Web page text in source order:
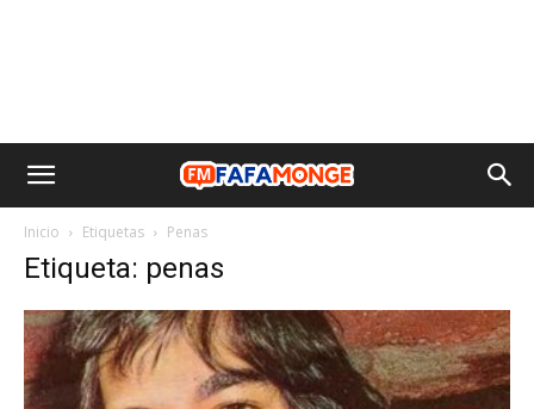
Inicio Etiquetas Penas
Etiqueta: penas